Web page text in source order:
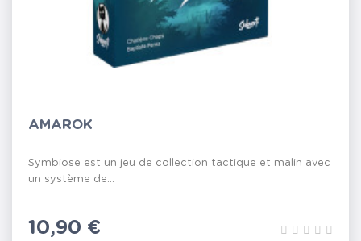
AMAROK
Symbiose est un jeu de collection tactique et malin avec
un système de...
Prix
10,90 €